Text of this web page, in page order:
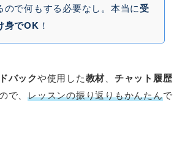
ので何もする必要なし。本当に受
身でOK ！
バックや使用した教材 チャット履歴
で、レッスンの振り返りもかんたんで